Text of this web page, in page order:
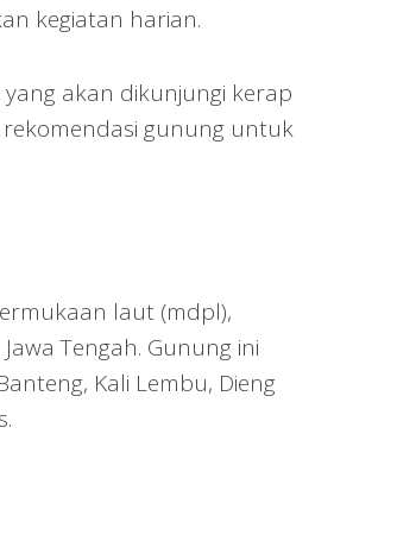
kegiatan harian.
akan dikunjungi kerap
gunung untuk
laut (mdpl),
Tengah. Gunung ini
Kali Lembu, Dieng